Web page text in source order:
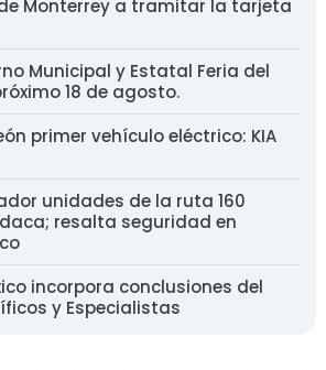
Monterrey a tramitar la tarjeta
Municipal y Estatal Feria del
18 de agosto.
primer vehículo eléctrico: KIA
unidades de la ruta 160
resalta seguridad en
incorpora conclusiones del
y Especialistas